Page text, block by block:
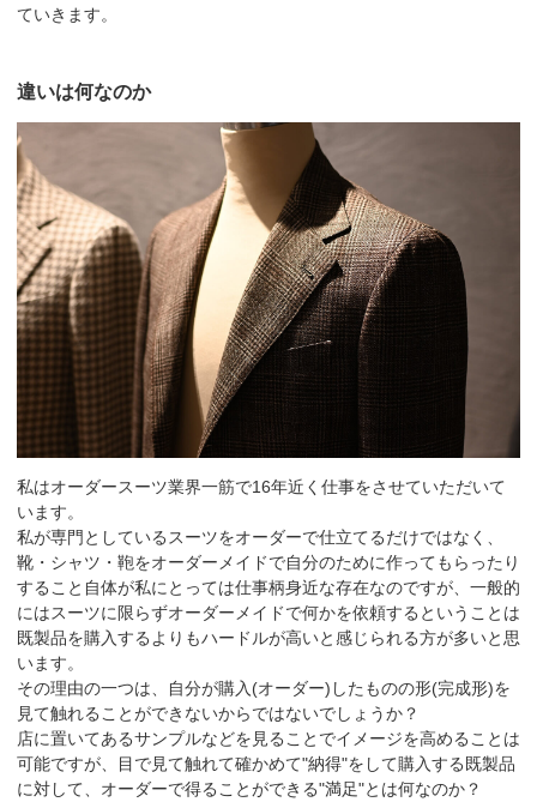
ていきます。
違いは何なのか
私はオーダースーツ業界一筋で16年近く仕事をさせていただいて
います。
私が専門としているスーツをオーダーで仕立てるだけではなく、
靴・シャツ・鞄をオーダーメイドで自分のために作ってもらったり
すること自体が私にとっては仕事柄身近な存在なのですが、一般的
にはスーツに限らずオーダーメイドで何かを依頼するということは
既製品を購入するよりもハードルが高いと感じられる方が多いと思
います。
その理由の一つは、自分が購入(オーダー)したものの形(完成形)を
見て触れることができないからではないでしょうか？
店に置いてあるサンプルなどを見ることでイメージを高めることは
可能ですが、目で見て触れて確かめて"納得"をして購入する既製品
に対して、オーダーで得ることができる"満足"とは何なのか？